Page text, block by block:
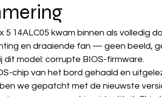
5 14ALC05 kwam binnen als volledig
en draaiende fan — geen beeld,
dit model: corrupte BIOS-firmware.
chip van het bord gehaald en
we gepatcht met de nieuwste